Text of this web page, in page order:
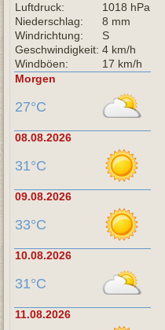
Luftdruck:
1018 hPa
Niederschlag:
8 mm
Windrichtung:
S
Geschwindigkeit: 4 km/h
Windböen:
17 km/h
Morgen
27°C
08.08.2026
31°C
09.08.2026
33°C
10.08.2026
31°C
11.08.2026